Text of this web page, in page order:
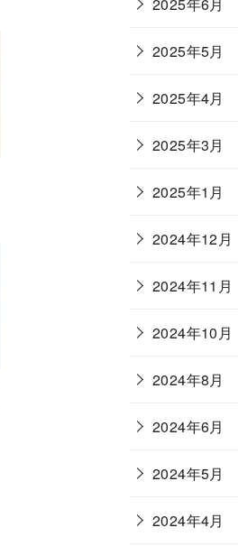
2025年5月
2025年4月
2025年3月
2025年1月
2024年12月
2024年11月
2024年10月
2024年8月
2024年6月
2024年5月
2024年4月